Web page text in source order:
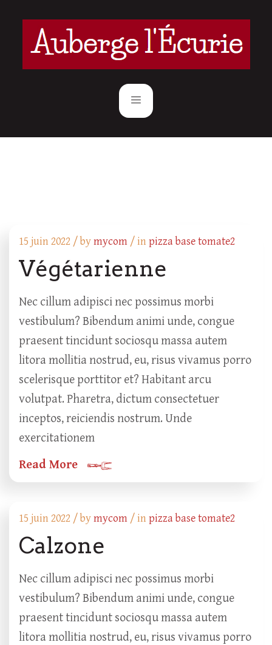
15 juin 2022 /bymycom / inpizza base tomate2
Végétarienne
Nec cillum adipisci nec possimus morbi
vestibulum? Bibendum animi unde, congue
praesent tincidunt sociosqu massa autem
litora mollitia nostrud, eu, risus vivamus porro
scelerisque porttitor et? Habitant arcu
volutpat. Pharetra, dictum consectetuer
inceptos, reiciendis nostrum. Unde
exercitationem
Read More
15 juin 2022 /bymycom / inpizza base tomate2
Calzone
Nec cillum adipisci nec possimus morbi
vestibulum? Bibendum animi unde, congue
praesent tincidunt sociosqu massa autem
litora mollitia nostrud, eu, risus vivamus porro